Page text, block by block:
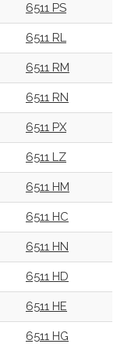
6511 PS
6511 RL
6511 RM
6511 RN
6511 PX
6511 LZ
6511 HM
6511 HC
6511 HN
6511 HD
6511 HE
6511 HG